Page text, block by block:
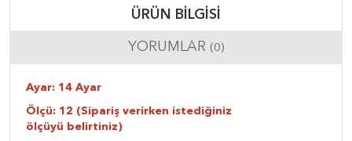
ÜRÜN BILGISI
YORUMLAR (0)
Ayar: 14 Ayar
Ölçü: 12 (Sipariş verirken istediğiniz
ölçüyü belirtiniz)